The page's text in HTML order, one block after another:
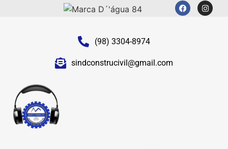
(98) 3304-8974
sindconstrucivil@gmail.com